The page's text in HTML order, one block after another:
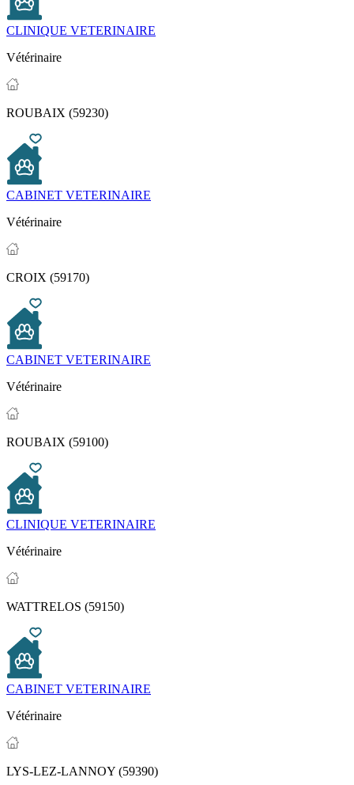
CLINIQUE VETERINAIRE
Vétérinaire
ROUBAIX (59230)
CABINET VETERINAIRE
Vétérinaire
CROIX (59170)
CABINET VETERINAIRE
Vétérinaire
ROUBAIX (59100)
CLINIQUE VETERINAIRE
Vétérinaire
WATTRELOS (59150)
CABINET VETERINAIRE
Vétérinaire
LYS-LEZ-LANNOY (59390)